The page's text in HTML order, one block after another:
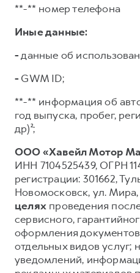
**-** номер телефона
Иные данные:
-данные об
- GWM ID;
**-** информация об
год выпуска, пробег,
др)²;
ООО «Хавейл Мотор
ИНН 7104525439, ОГРН
регистрации: 301662,
Новомосковск, ул.
целях проведения
сервисного,
оформления
отдельных видов услуг;
уведомлений,